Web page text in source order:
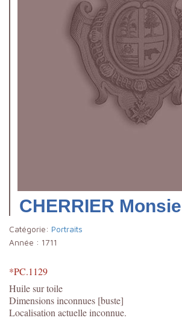
CHERRIER
Catégorie: Portraits
Année : 1711
*PC.1129
Huile sur toile
Dimensions inconnues [buste]
Localisation actuelle inconnue.